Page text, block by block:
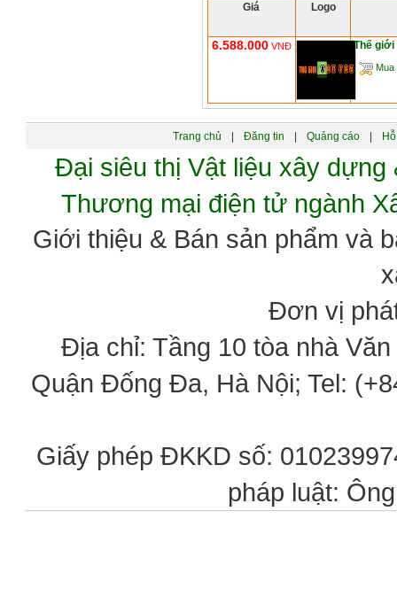
Giá Logo
6.588.000 VNĐ Thế
Mua
Trang chủ Đăng tin Quảng cáo
Đại siêu thị Vật liệu xây
Thương mại điện tử ngành
Giới thiệu & Bán sản phẩm và
Đơn vị
Địa chỉ: Tầng 10 tòa nhà
Quận Đống Đa, Hà Nội; Tel:
Giấy phép ĐKKD số:
pháp luật: